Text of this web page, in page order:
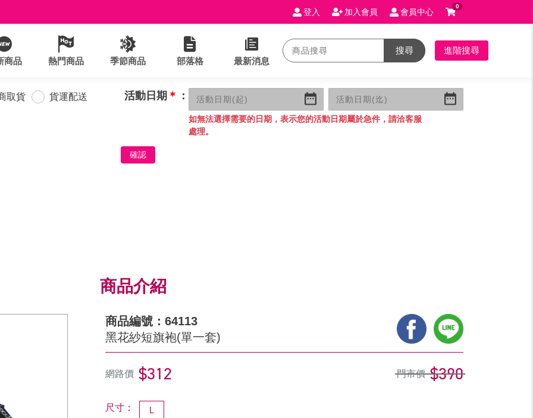
登入 加入會員 會員中心
0
商品 熱門商品 季節商品 部落格 最新消息
搜尋 進階搜尋
取貨 貨運配送 活動日期 ＊ ：
如無法選擇需要的日期，表示您的活動日期屬於急件，請洽客服
處理。
確認
商品介紹
商品編號：64113
黑花紗短旗袍(單一套)
網路價 $312 門市價 $390
尺寸： L